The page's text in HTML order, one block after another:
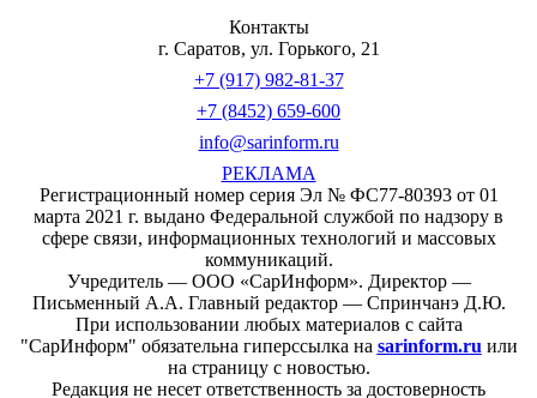
Контакты
г. Саратов, ул. Горького, 21
+7 (917) 982-81-37
+7 (8452) 659-600
info@sarinform.ru
РЕКЛАМА
Регистрационный номер серия Эл № ФС77-80393 от 01
марта 2021 г. выдано Федеральной службой по надзору в
сфере связи, информационных технологий и массовых
коммуникаций.
Учредитель — ООО «СарИнформ». Директор —
Письменный А.А. Главный редактор — Спринчанэ Д.Ю.
При использовании любых материалов с сайта
"СарИнформ" обязательна гиперссылка на sarinform.ru или
на страницу с новостью.
Редакция не несет ответственность за достоверность